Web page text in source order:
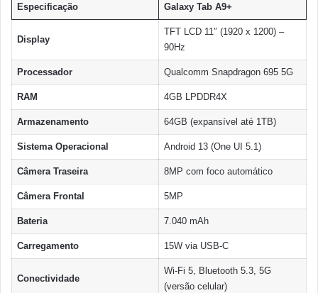
Especificação Galaxy Tab A9+
Display
TFT LCD 11″ (1920 x 1200) –
90Hz
Processador Qualcomm Snapdragon 695 5G
RAM 4GB LPDDR4X
Armazenamento 64GB (expansível até 1TB)
Sistema Operacional Android 13 (One UI 5.1)
Câmera Traseira 8MP com foco automático
Câmera Frontal 5MP
Bateria 7.040 mAh
Carregamento 15W via USB-C
Conectividade
Wi-Fi 5, Bluetooth 5.3, 5G
(versão celular)